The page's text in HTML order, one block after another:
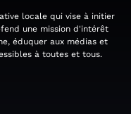
locale qui vise à initier
une mission d'intérêt
éduquer aux médias et
à toutes et tous.